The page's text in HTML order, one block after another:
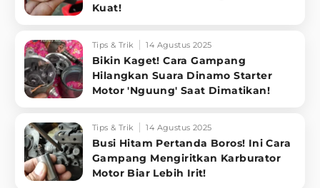
Kuat!
Tips & Trik 14 Agustus 2025
Bikin Kaget! Cara Gampang
Hilangkan Suara Dinamo Starter
Motor 'Nguung' Saat Dimatikan!
Tips & Trik 14 Agustus 2025
Busi Hitam Pertanda Boros! Ini Cara
Gampang Mengiritkan Karburator
Motor Biar Lebih Irit!